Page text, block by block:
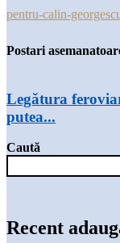
pentru-calin-
Postari
Legătura
putea...
Caută
Recent